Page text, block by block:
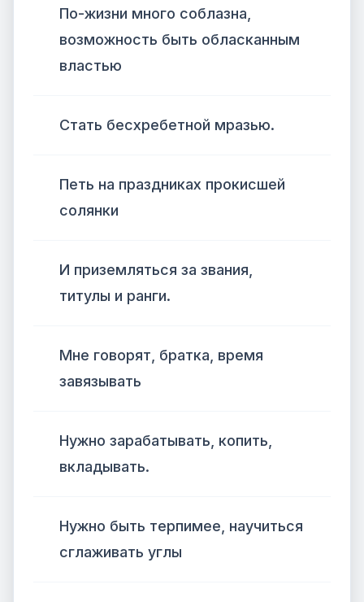
По-жизни много соблазна,
возможность быть обласканным
властью
Стать бесхребетной мразью.
Петь на праздниках прокисшей
солянки
И приземляться за звания,
титулы и ранги.
Мне говорят, братка, время
завязывать
Нужно зарабатывать, копить,
вкладывать.
Нужно быть терпимее, научиться
сглаживать углы